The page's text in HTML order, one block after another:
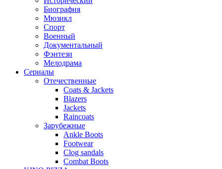
Биография
Мюзикл
Спорт
Военный
Документальный
Фэнтези
Мелодрама
Сериалы
Отечественные
Coats & Jackets
Blazers
Jackets
Raincoats
Зарубежные
Ankle Boots
Footwear
Clog sandals
Combat Boots